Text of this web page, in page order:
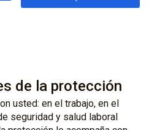
de la protección
usted: en el trabajo, en el
seguridad y salud laboral